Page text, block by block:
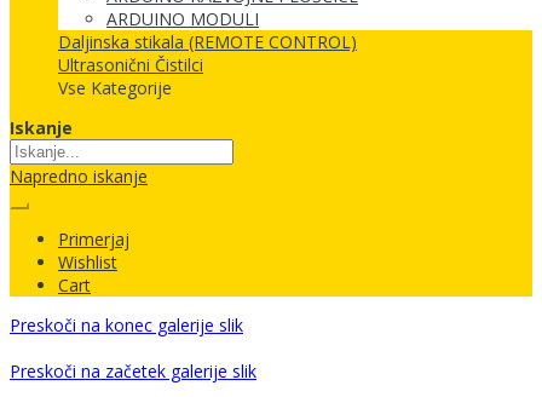
ARDUINO MODULI
Daljinska stikala (REMOTE CONTROL)
Ultrasonični Čistilci
Vse Kategorije
Iskanje
Napredno iskanje
Primerjaj
Wishlist
Cart
Preskoči na konec galerije slik
Preskoči na začetek galerije slik